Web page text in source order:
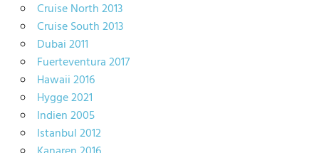
Cruise North 2013
Cruise South 2013
Dubai 2011
Fuerteventura 2017
Hawaii 2016
Hygge 2021
Indien 2005
Istanbul 2012